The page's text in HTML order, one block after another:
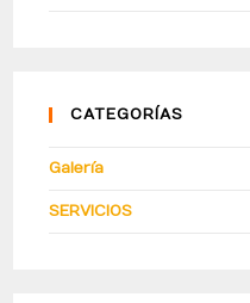
CATEGORÍAS
Galería
SERVICIOS